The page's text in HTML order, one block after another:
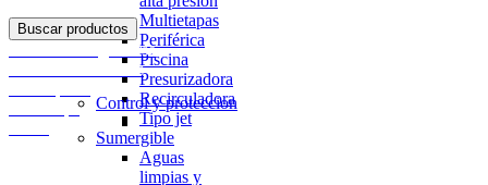
Multietapas
Periférica
Piscina
Presurizadora
Recirculadora
Tipo jet
Sumergible
Aguas
limpias y
Buscar productos
Acceder / Registrarse
Productos deseados
0
Control y proteccion